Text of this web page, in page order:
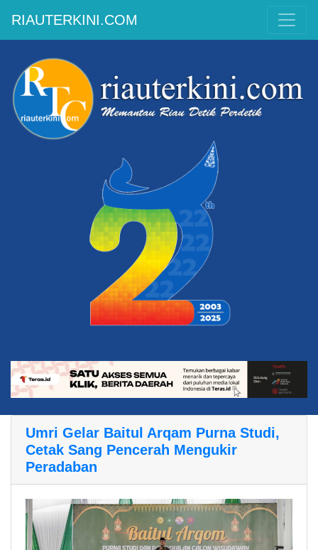
RIAUTERKINI.COM
Umri Gelar Baitul Arqam Purna Studi,
Cetak Sang Pencerah Mengukir
Peradaban